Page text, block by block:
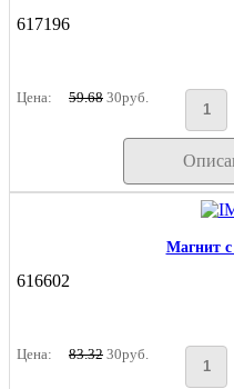
617196
Цена: 59.68 30руб.
Магнит
616602
Цена: 83.32 30руб.